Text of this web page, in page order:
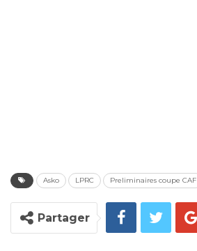
Asko LPRC Preliminaires coupe CAF
Partager